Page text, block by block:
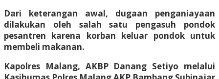
Dari keterangan awal, dugaan penganiayaan
dilakukan oleh salah satu pengasuh pondok
pesantren karena korban keluar pondok untuk
membeli makanan.
Kapolres Malang, AKBP Danang Setiyo melalui